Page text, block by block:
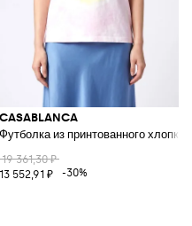
с позолоченными подвесками
CASABLANCA
Футболка из принтованного хлопка
19 361,30 ₽
13 552,91 ₽
-30%